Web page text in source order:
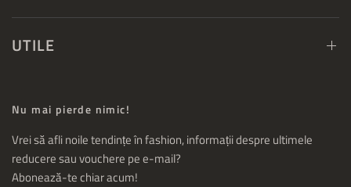
UTILE
Nu mai pierde nimic!
Vrei să afli noile tendințe în fashion, informații despre ultimele
reducere sau vouchere pe e-mail?
Abonează-te chiar acum!